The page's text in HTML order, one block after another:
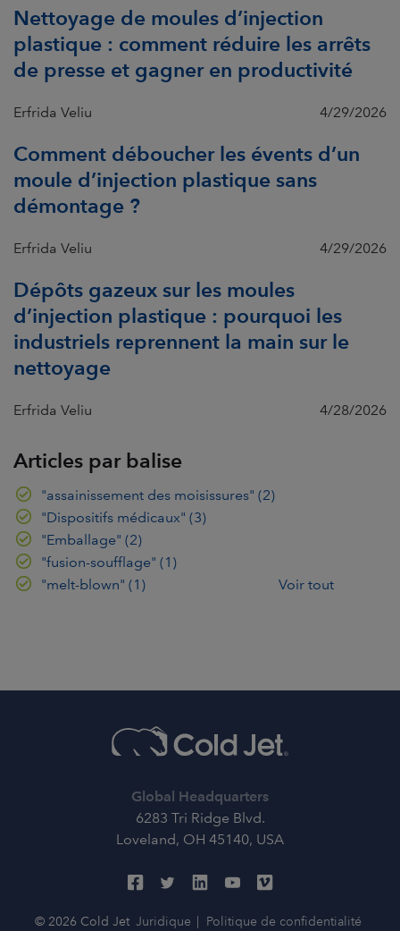
Nettoyage de moules d’injection
plastique : comment réduire les arrêts
de presse et gagner en productivité
Erfrida Veliu 4/29/2026
Comment déboucher les évents d’un
moule d’injection plastique sans
démontage ?
Erfrida Veliu 4/29/2026
Dépôts gazeux sur les moules
d’injection plastique : pourquoi les
industriels reprennent la main sur le
nettoyage
Erfrida Veliu 4/28/2026
Articles par balise
"assainissement des moisissures" (2)
"Dispositifs médicaux" (3)
"Emballage" (2)
"fusion-soufflage" (1)
"melt-blown" (1) Voir tout
Global Headquarters
6283 Tri Ridge Blvd.
Loveland, OH 45140, USA
© 2026 Cold Jet Juridique Politique de confidentialité